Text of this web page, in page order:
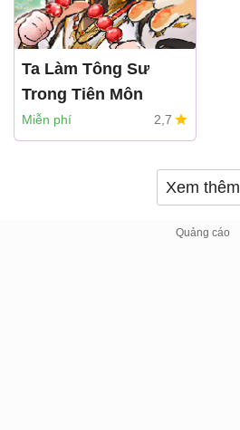
Ta Làm Tông Sư
Trong Tiên Môn
Vision Game Joint Stock
Company
Miễn phí 2,7
Xem thêm